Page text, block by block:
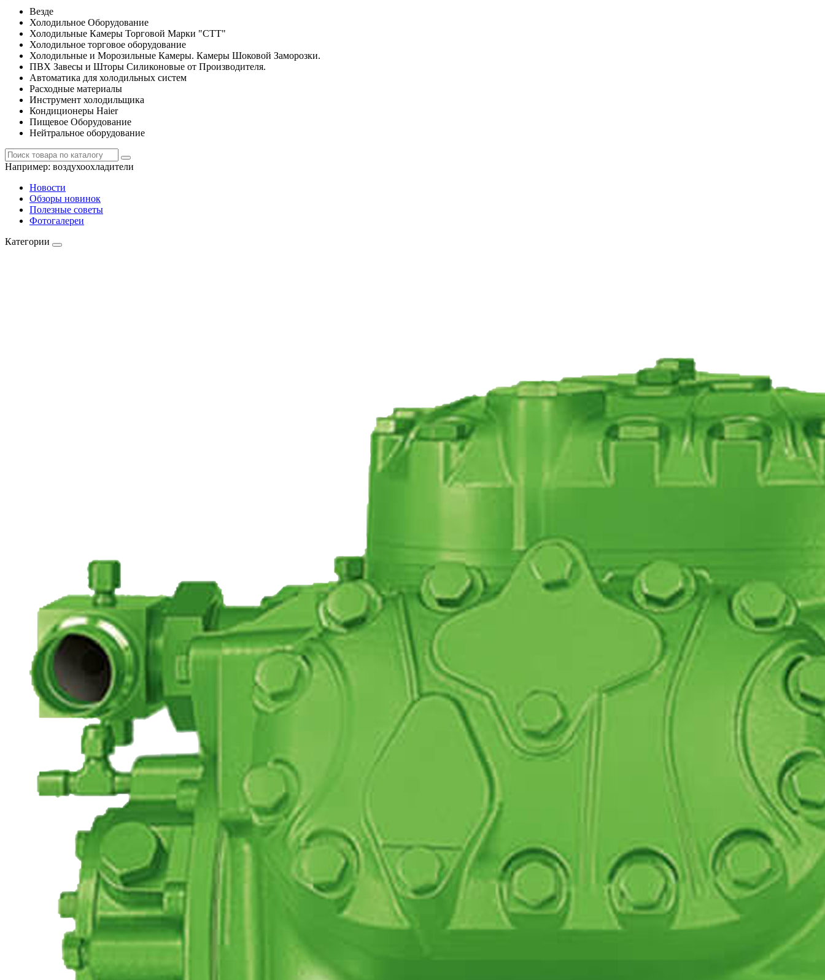
Везде
Холодильное Оборудование
Холодильные Камеры Торговой Марки "СТТ"
Холодильное торговое оборудование
Холодильные и Морозильные Камеры. Камеры Шоковой Заморозки.
ПВХ Завесы и Шторы Силиконовые от Производителя.
Автоматика для холодильных систем
Расходные материалы
Инструмент холодильщика
Кондиционеры Haier
Пищевое Оборудование
Нейтральное оборудование
Например: воздухоохладители
Новости
Обзоры новинок
Полезные советы
Фотогалереи
Категории